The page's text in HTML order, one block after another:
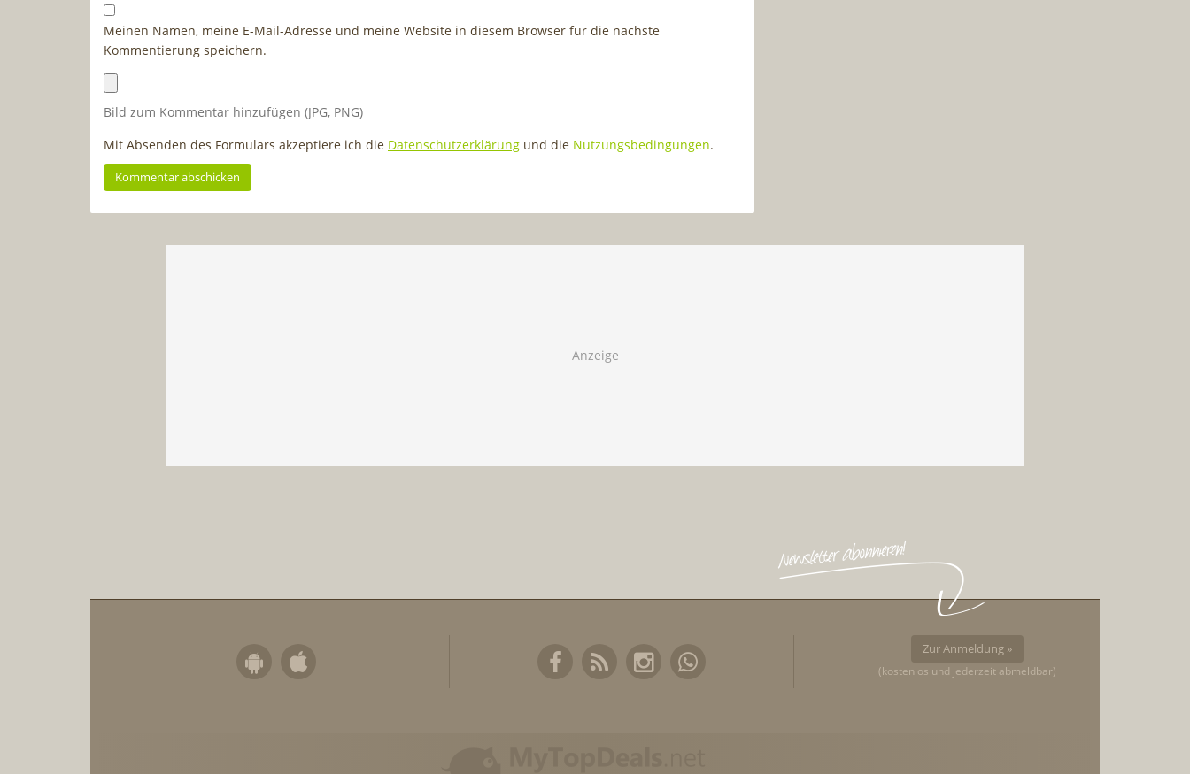
Meinen Namen, meine E-Mail-Adresse und meine Website in diesem Browser für die nächste
Kommentierung speichern.
Bild zum Kommentar hinzufügen (JPG, PNG)
Mit Absenden des Formulars akzeptiere ich die Datenschutzerklärung und die Nutzungsbedingungen.
Zur Anmeldung »
(kostenlos und jederzeit abmeldbar)